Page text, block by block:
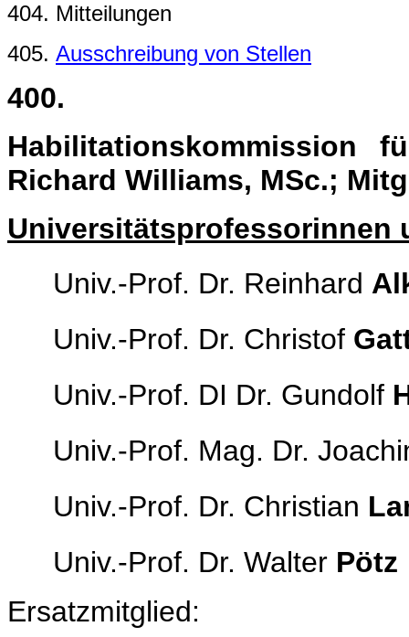
404. Mitteilungen
405. Ausschreibung von Stellen
400.
Habilitationskommission
Richard Williams, MSc.;
Universitätsprofessorinnen
Univ.-Prof. Dr. Reinhard
Univ.-Prof. Dr. Christof
Univ.-Prof. DI Dr. Gundolf
Univ.-Prof. Mag. Dr.
Univ.-Prof. Dr. Christian
Univ.-Prof. Dr. Walter Pötz
Ersatzmitglied: